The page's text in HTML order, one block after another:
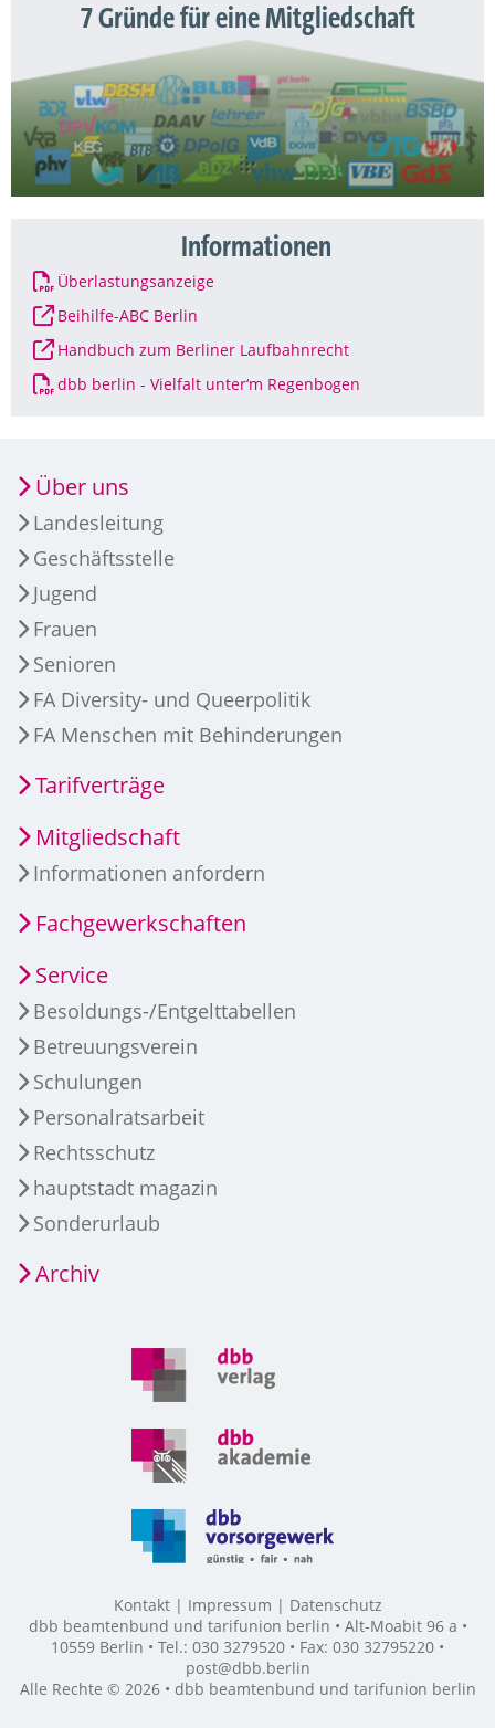
7 Gründe für eine Mitgliedschaft
Informationen
Überlastungsanzeige
Beihilfe-ABC Berlin
Handbuch zum Berliner Laufbahnrecht
dbb berlin - Vielfalt unter‘m Regenbogen
Über uns
Landesleitung
Geschäftsstelle
Jugend
Frauen
Senioren
FA Diversity- und Queerpolitik
FA Menschen mit Behinderungen
Tarifverträge
Mitgliedschaft
Informationen anfordern
Fachgewerkschaften
Service
Besoldungs-/Entgelttabellen
Betreuungsverein
Schulungen
Personalratsarbeit
Rechtsschutz
hauptstadt magazin
Sonderurlaub
Archiv
Kontakt Impressum
Datenschutz
dbb beamtenbund und tarifunion berlin • Alt-Moabit 96 a •
10559 Berlin • Tel.: 030 3279520 • Fax: 030 32795220 •
post@dbb.berlin
Alle Rechte © 2026 • dbb beamtenbund und tarifunion berlin